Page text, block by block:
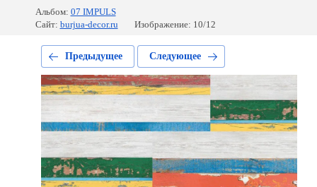
Альбом: 07 IMPULS
Сайт: burjua-decor.ru Изображение: 10/12
Предыдущее Следующее